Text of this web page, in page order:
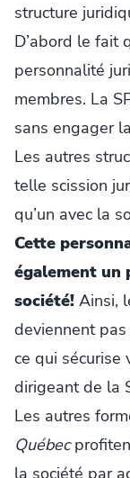
structure
D’abord le fait
personnalité
membres. La
sans engager
Les autres
telle scission
qu’un avec la
Cette
également un
société! Ainsi,
deviennent
ce qui sécurise
dirigeant de la
Les autres
Québec
la société par